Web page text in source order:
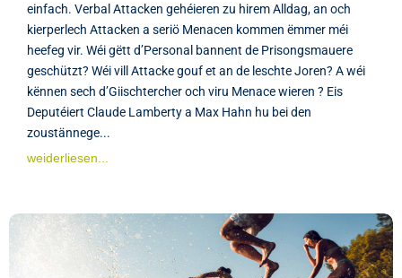
einfach. Verbal Attacken gehéieren zu hirem Alldag, an och
kierperlech Attacken a seriö Menacen kommen ëmmer méi
heefeg vir. Wéi gëtt d’Personal bannent de Prisongsmauere
geschützt? Wéi vill Attacke gouf et an de leschte Joren? A wéi
kënnen sech d’Giischtercher och viru Menace wieren ? Eis
Deputéiert Claude Lamberty a Max Hahn hu bei den
zoustännege...
weiderliesen...